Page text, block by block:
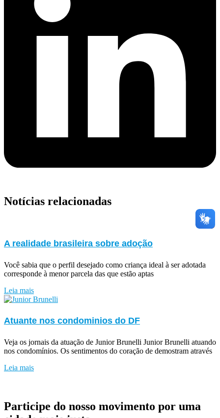
Notícias relacionadas
A realidade brasileira sobre adoção
Você sabia que o perfil desejado como criança ideal à ser adotada
corresponde à menor parcela das que estão aptas
Leia mais
Atuante nos condominios do DF
Veja os jornais da atuação de Junior Brunelli Junior Brunelli atuando
nos condomínios. Os sentimentos do coração de demostram através
Leia mais
Participe do nosso movimento por uma